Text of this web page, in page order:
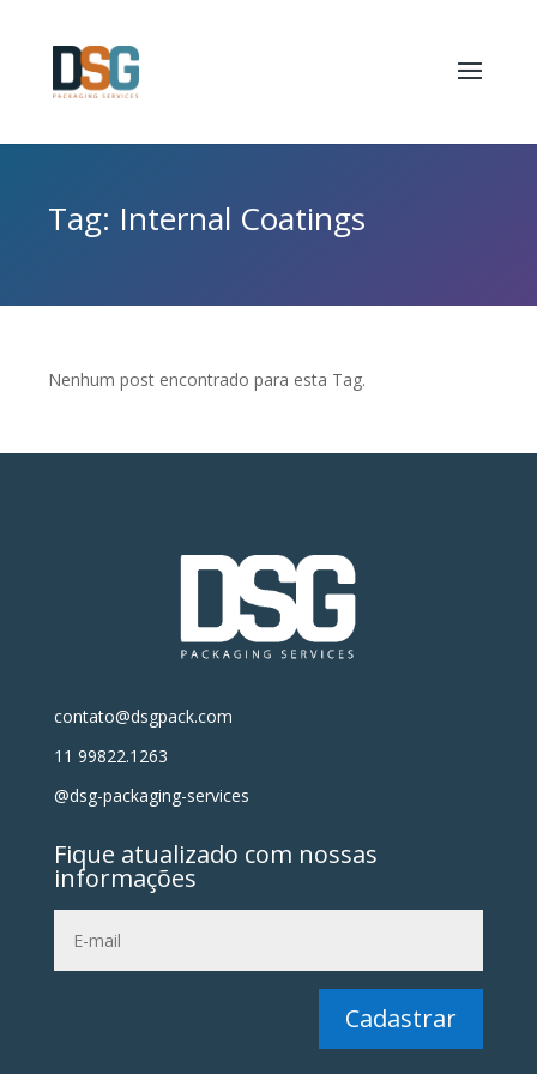
Tag: Internal Coatings
Nenhum post encontrado para esta Tag.
contato@dsgpack.com
11 99822.1263
@dsg-packaging-services
Fique atualizado com nossas
informações
Cadastrar